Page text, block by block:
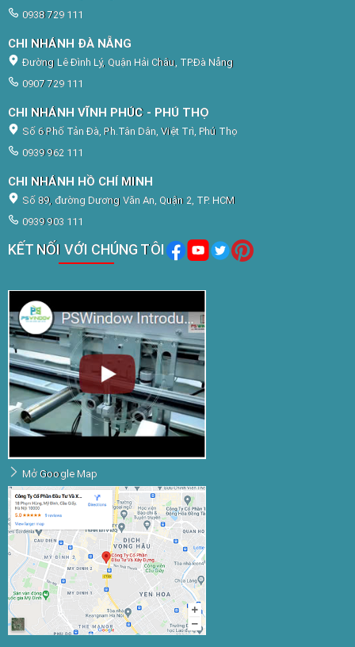
0938 729 111
CHI NHÁNH ĐÀ NẴNG
Đường Lê Đình Lý, Quận Hải Châu, TP.Đà Nẵng
0907 729 111
CHI NHÁNH VĨNH PHÚC - PHÚ THỌ
Số 6 Phố Tản Đà, Ph.Tân Dân, Việt Trì, Phú Thọ
0939 962 111
CHI NHÁNH HỒ CHÍ MINH
Số 89, đường Dương Văn An, Quận 2, TP. HCM
0939 903 111
KẾT NỐI VỚI CHÚNG TÔI
Mở Google Map